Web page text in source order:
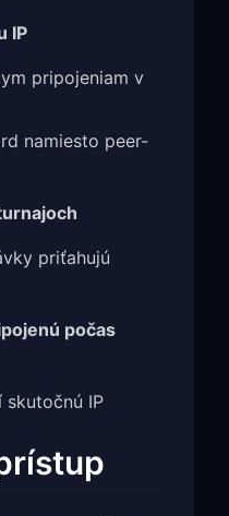
IP
pripojeniam v
namiesto peer-
priťahujú
počas
skutočnú IP